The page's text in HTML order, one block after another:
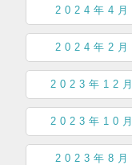
2024年4月
2024年2月
2023年12月
2023年10月
2023年8月